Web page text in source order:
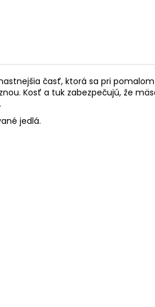
časť, ktorá sa pri
Kosť a tuk zabezpečujú, že
jedlá.